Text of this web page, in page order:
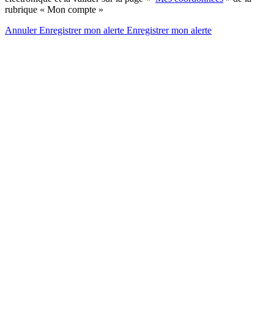
rubrique « Mon compte »
AnnulerEnregistrer mon alerte Enregistrermon alerte